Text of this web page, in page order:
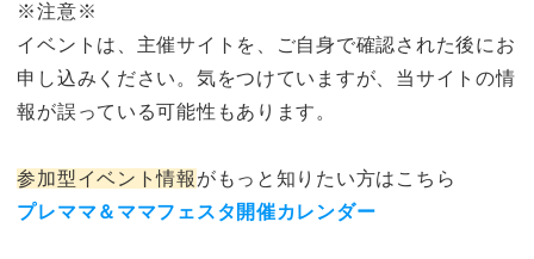
※注意※
イベントは、主催サイトを、ご自身で確認された後にお
申し込みください。気をつけていますが、当サイトの情
報が誤っている可能性もあります。
参加型イベント情報 がもっと知りたい方はこちら
プレママ＆ママフェスタ開催カレンダー